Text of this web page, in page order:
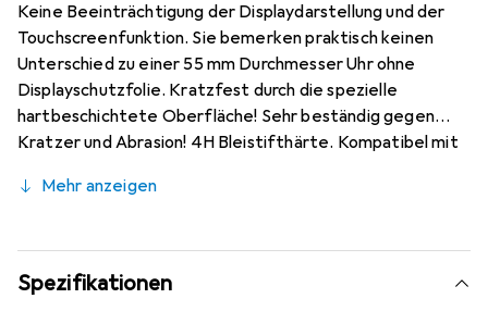
Keine Beeinträchtigung der Displaydarstellung und der
Touchscreenfunktion. Sie bemerken praktisch keinen
Unterschied zu einer 55 mm Durchmesser Uhr ohne
Displayschutzfolie. Kratzfest durch die spezielle
hartbeschichtete Oberfläche! Sehr beständig gegen
Kratzer und Abrasion! 4H Bleistifthärte. Kompatibel mit
gewährleistet durch den Einsatz mit modernsten
Randhaftung, sehr gute Formstabilität. Kinderleichte
Montage! Keine Blasenbildung bei staubfreiem Display
möglich! Beim Auftragen der Folie wird die Luft verdrängt
Mehr anzeigen
Spezifikationen